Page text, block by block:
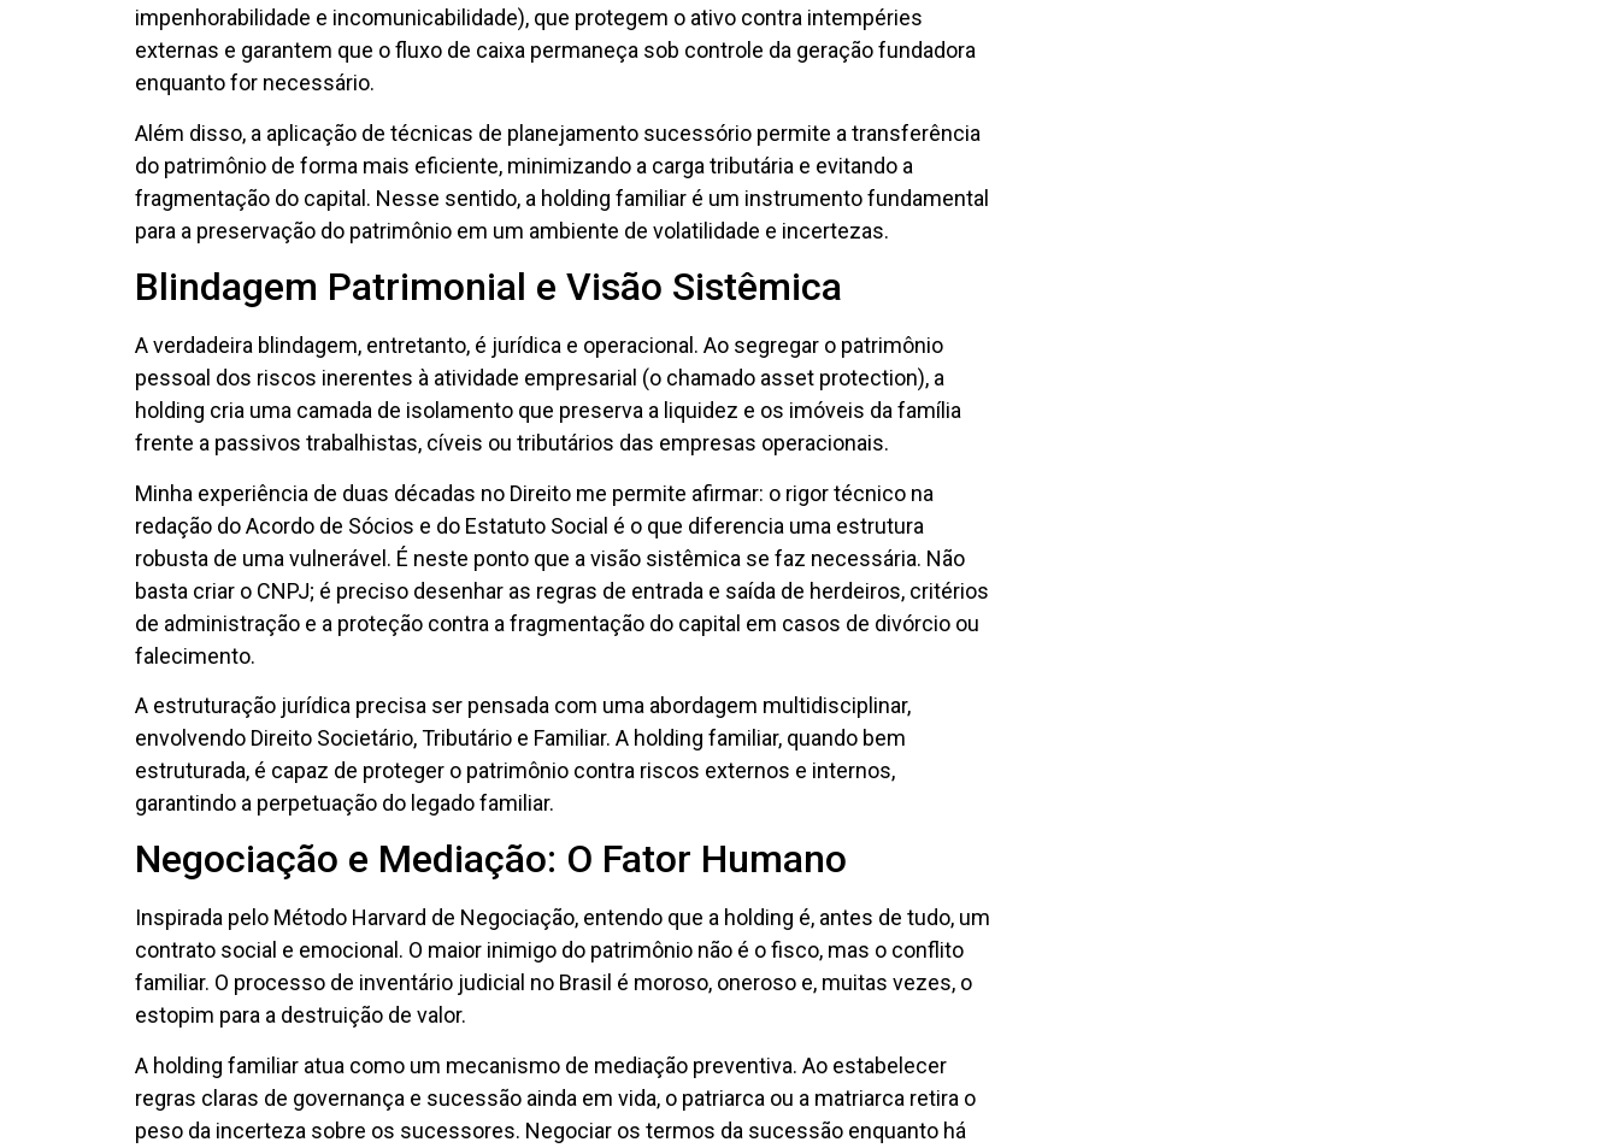
impenhorabilidade e incomunicabilidade), que protegem o ativo contra intempéries
externas e garantem que o fluxo de caixa permaneça sob controle da geração fundadora
enquanto for necessário.
Além disso, a aplicação de técnicas de planejamento sucessório permite a transferência
do patrimônio de forma mais eficiente, minimizando a carga tributária e evitando a
fragmentação do capital. Nesse sentido, a holding familiar é um instrumento fundamental
para a preservação do patrimônio em um ambiente de volatilidade e incertezas.
Blindagem Patrimonial e Visão Sistêmica
A verdadeira blindagem, entretanto, é jurídica e operacional. Ao segregar o patrimônio
pessoal dos riscos inerentes à atividade empresarial (o chamado asset protection), a
holding cria uma camada de isolamento que preserva a liquidez e os imóveis da família
frente a passivos trabalhistas, cíveis ou tributários das empresas operacionais.
Minha experiência de duas décadas no Direito me permite afirmar: o rigor técnico na
redação do Acordo de Sócios e do Estatuto Social é o que diferencia uma estrutura
robusta de uma vulnerável. É neste ponto que a visão sistêmica se faz necessária. Não
basta criar o CNPJ; é preciso desenhar as regras de entrada e saída de herdeiros, critérios
de administração e a proteção contra a fragmentação do capital em casos de divórcio ou
falecimento.
A estruturação jurídica precisa ser pensada com uma abordagem multidisciplinar,
envolvendo Direito Societário, Tributário e Familiar. A holding familiar, quando bem
estruturada, é capaz de proteger o patrimônio contra riscos externos e internos,
garantindo a perpetuação do legado familiar.
Negociação e Mediação: O Fator Humano
Inspirada pelo Método Harvard de Negociação, entendo que a holding é, antes de tudo, um
contrato social e emocional. O maior inimigo do patrimônio não é o fisco, mas o conflito
familiar. O processo de inventário judicial no Brasil é moroso, oneroso e, muitas vezes, o
estopim para a destruição de valor.
A holding familiar atua como um mecanismo de mediação preventiva. Ao estabelecer
regras claras de governança e sucessão ainda em vida, o patriarca ou a matriarca retira o
peso da incerteza sobre os sucessores. Negociar os termos da sucessão enquanto há